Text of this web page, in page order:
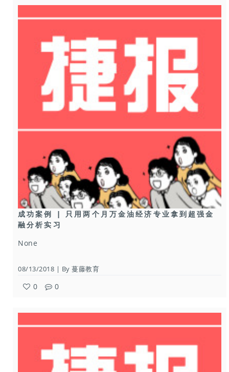
成功案例 | 只用两个月万金油经济专业拿到超强金
融分析实习
None
08/13/2018 | By 蔓藤教育
0 0